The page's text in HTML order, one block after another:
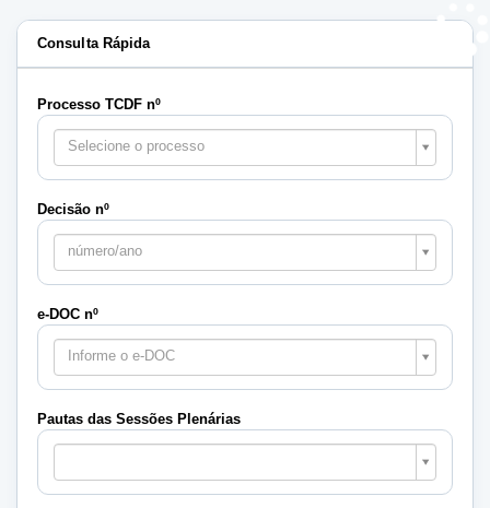
Consulta Rápida
Processo TCDF nº
Selecione o processo
Decisão nº
número/ano
e-DOC nº
Informe o e-DOC
Pautas das Sessões Plenárias
Pautas
Sessões
Plenárias